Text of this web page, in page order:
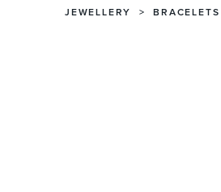
JEWELLERY > BRACELETS